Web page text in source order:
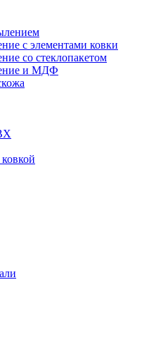
с элементами ковки
со стеклопакетом
и МДФ